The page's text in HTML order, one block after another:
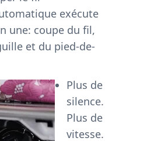
exécute
une: coupe du fil,
et du pied-de-
Plus de
silence.
Plus de
vitesse.